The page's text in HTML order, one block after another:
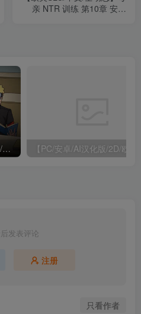
亲 NTR 训练 第10章 安卓
【PC/安卓/中文/作弊版/同人/SLG游戏/1.84G】火影女忍者训练师 Ver0.28.1 中文作弊版+PC+安卓+同人SLG游戏+1.84G
发表评论
注册
只看作者